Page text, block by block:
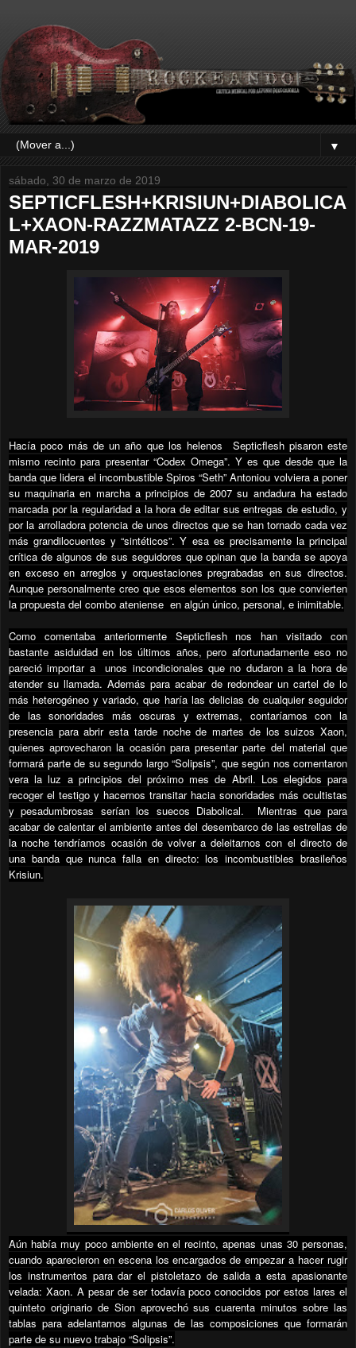
▼
sábado, 30 de marzo de 2019
SEPTICFLESH+KRISIUN+DIABOLICA
L+XAON-RAZZMATAZZ 2-BCN-19-
MAR-2019
Hacía poco más de un año que los helenos Septicflesh pisaron este
mismo recinto para presentar “Codex Omega”. Y es que desde que la
banda que lidera el incombustible Spiros “Seth” Antoniou volviera a poner
su maquinaria en marcha a principios de 2007 su andadura ha estado
marcada por la regularidad a la hora de editar sus entregas de estudio, y
por la arrolladora potencia de unos directos que se han tornado cada vez
más grandilocuentes y “sintéticos”. Y esa es precisamente la principal
crítica de algunos de sus seguidores que opinan que la banda se apoya
en exceso en arreglos y orquestaciones pregrabadas en sus directos.
Aunque personalmente creo que esos elementos son los que convierten
la propuesta del combo ateniense en algún único, personal, e inimitable.
Como comentaba anteriormente Septicflesh nos han visitado con
bastante asiduidad en los últimos años, pero afortunadamente eso no
pareció importar a
unos incondicionales que no dudaron a la hora de
atender su llamada. Además para acabar de redondear un cartel de lo
más heterogéneo y variado, que haría las delicias de cualquier seguidor
de las sonoridades más oscuras y extremas, contaríamos con la
presencia para abrir esta tarde noche de martes de los suizos Xaon,
quienes aprovecharon la ocasión para presentar parte del material que
formará parte de su segundo largo “Solipsis”, que según nos comentaron
vera la luz a principios del próximo mes de Abril. Los elegidos para
recoger el testigo y hacernos transitar hacia sonoridades más ocultistas
y pesadumbrosas serían los suecos Diabolical. Mientras que para
acabar de calentar el ambiente antes del desembarco de las estrellas de
la noche tendríamos ocasión de volver a deleitarnos con el directo de
una banda que nunca falla en directo: los incombustibles brasileños
Krisiun.
Aún había muy poco ambiente en el recinto, apenas unas 30 personas,
cuando aparecieron en escena los encargados de empezar a hacer rugir
los instrumentos para dar el pistoletazo de salida a esta apasionante
velada: Xaon. A pesar de ser todavía poco conocidos por estos lares el
quinteto originario de Sion aprovechó sus cuarenta minutos sobre las
tablas para adelantarnos algunas de las composiciones que formarán
parte de su nuevo trabajo “Solipsis”.